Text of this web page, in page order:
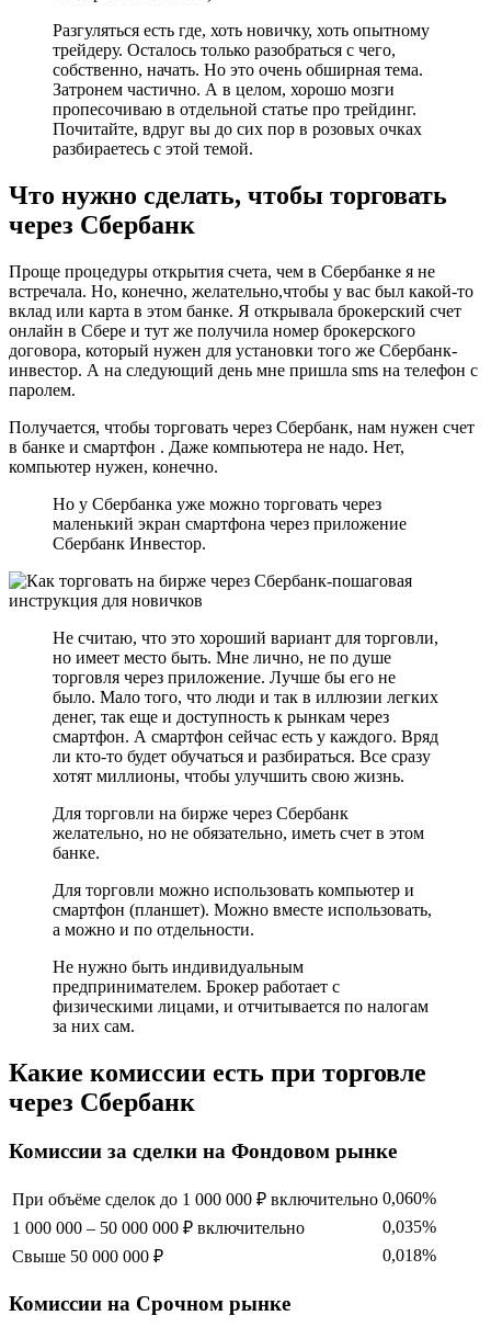
Разгуляться есть где, хоть новичку, хоть опытному
трейдеру. Осталось только разобраться с чего,
собственно, начать. Но это очень обширная тема.
Затронем частично. А в целом, хорошо мозги
пропесочиваю в отдельной статье про трейдинг.
Почитайте, вдруг вы до сих пор в розовых очках
разбираетесь с этой темой.
Что нужно сделать, чтобы торговать
через Сбербанк
Проще процедуры открытия счета, чем в Сбербанке я не
встречала. Но, конечно, желательно,чтобы у вас был какой-то
вклад или карта в этом банке. Я открывала брокерский счет
онлайн в Сбере и тут же получила номер брокерского
договора, который нужен для установки того же Сбербанк-
инвестор. А на следующий день мне пришла sms на телефон с
паролем.
Получается, чтобы торговать через Сбербанк, нам нужен счет
в банке и смартфон . Даже компьютера не надо. Нет,
компьютер нужен, конечно.
Но у Сбербанка уже можно торговать через
маленький экран смартфона через приложение
Сбербанк Инвестор.
Не считаю, что это хороший вариант для торговли,
но имеет место быть. Мне лично, не по душе
торговля через приложение. Лучше бы его не
было. Мало того, что люди и так в иллюзии легких
денег, так еще и доступность к рынкам через
смартфон. А смартфон сейчас есть у каждого. Вряд
ли кто-то будет обучаться и разбираться. Все сразу
хотят миллионы, чтобы улучшить свою жизнь.
Для торговли на бирже через Сбербанк
желательно, но не обязательно, иметь счет в этом
банке.
Для торговли можно использовать компьютер и
смартфон (планшет). Можно вместе использовать,
а можно и по отдельности.
Не нужно быть индивидуальным
предпринимателем. Брокер работает с
физическими лицами, и отчитывается по налогам
за них сам.
Какие комиссии есть при торговле
через Сбербанк
Комиссии за сделки на Фондовом рынке
При объёме сделок до 1 000 000 ₽ включительно 0,060%
1 000 000 – 50 000 000 ₽ включительно
0,035%
Свыше 50 000 000 ₽
0,018%
Комиссии на Срочном рынке